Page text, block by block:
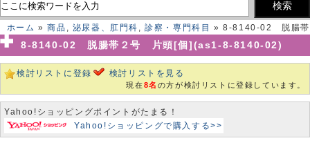
ホーム »商品 , 泌尿器、肛門科 ,診察・専門科目
» 8-8140-02 脱腸帯
２号 片頭[個](as1-8-8140-02)
8-8140-02 脱腸帯２号 片頭[個](as1-8-8140-02)
検討リストに登録 検討リストを見る
現在8名 の方が検討リストに登録しています。
Yahoo!ショッピングポイントがたまる！
Yahoo!ショッピングで購入する>>